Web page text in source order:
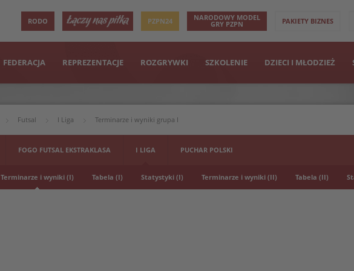
RODO PZPN24 NARODOWY MODEL
GRY PZPN PAKIETY BIZNES
FEDERACJA REPREZENTACJE ROZGRYWKI SZKOLENIE DZIECI I MŁODZIEŻ
Futsal I Liga Terminarze i wyniki grupa I
FOGO FUTSAL EKSTRAKLASA I LIGA PUCHAR POLSKI
Terminarze i wyniki (I) Tabela (I) Statystyki (I) Terminarze i wyniki (II) Tabela (II)